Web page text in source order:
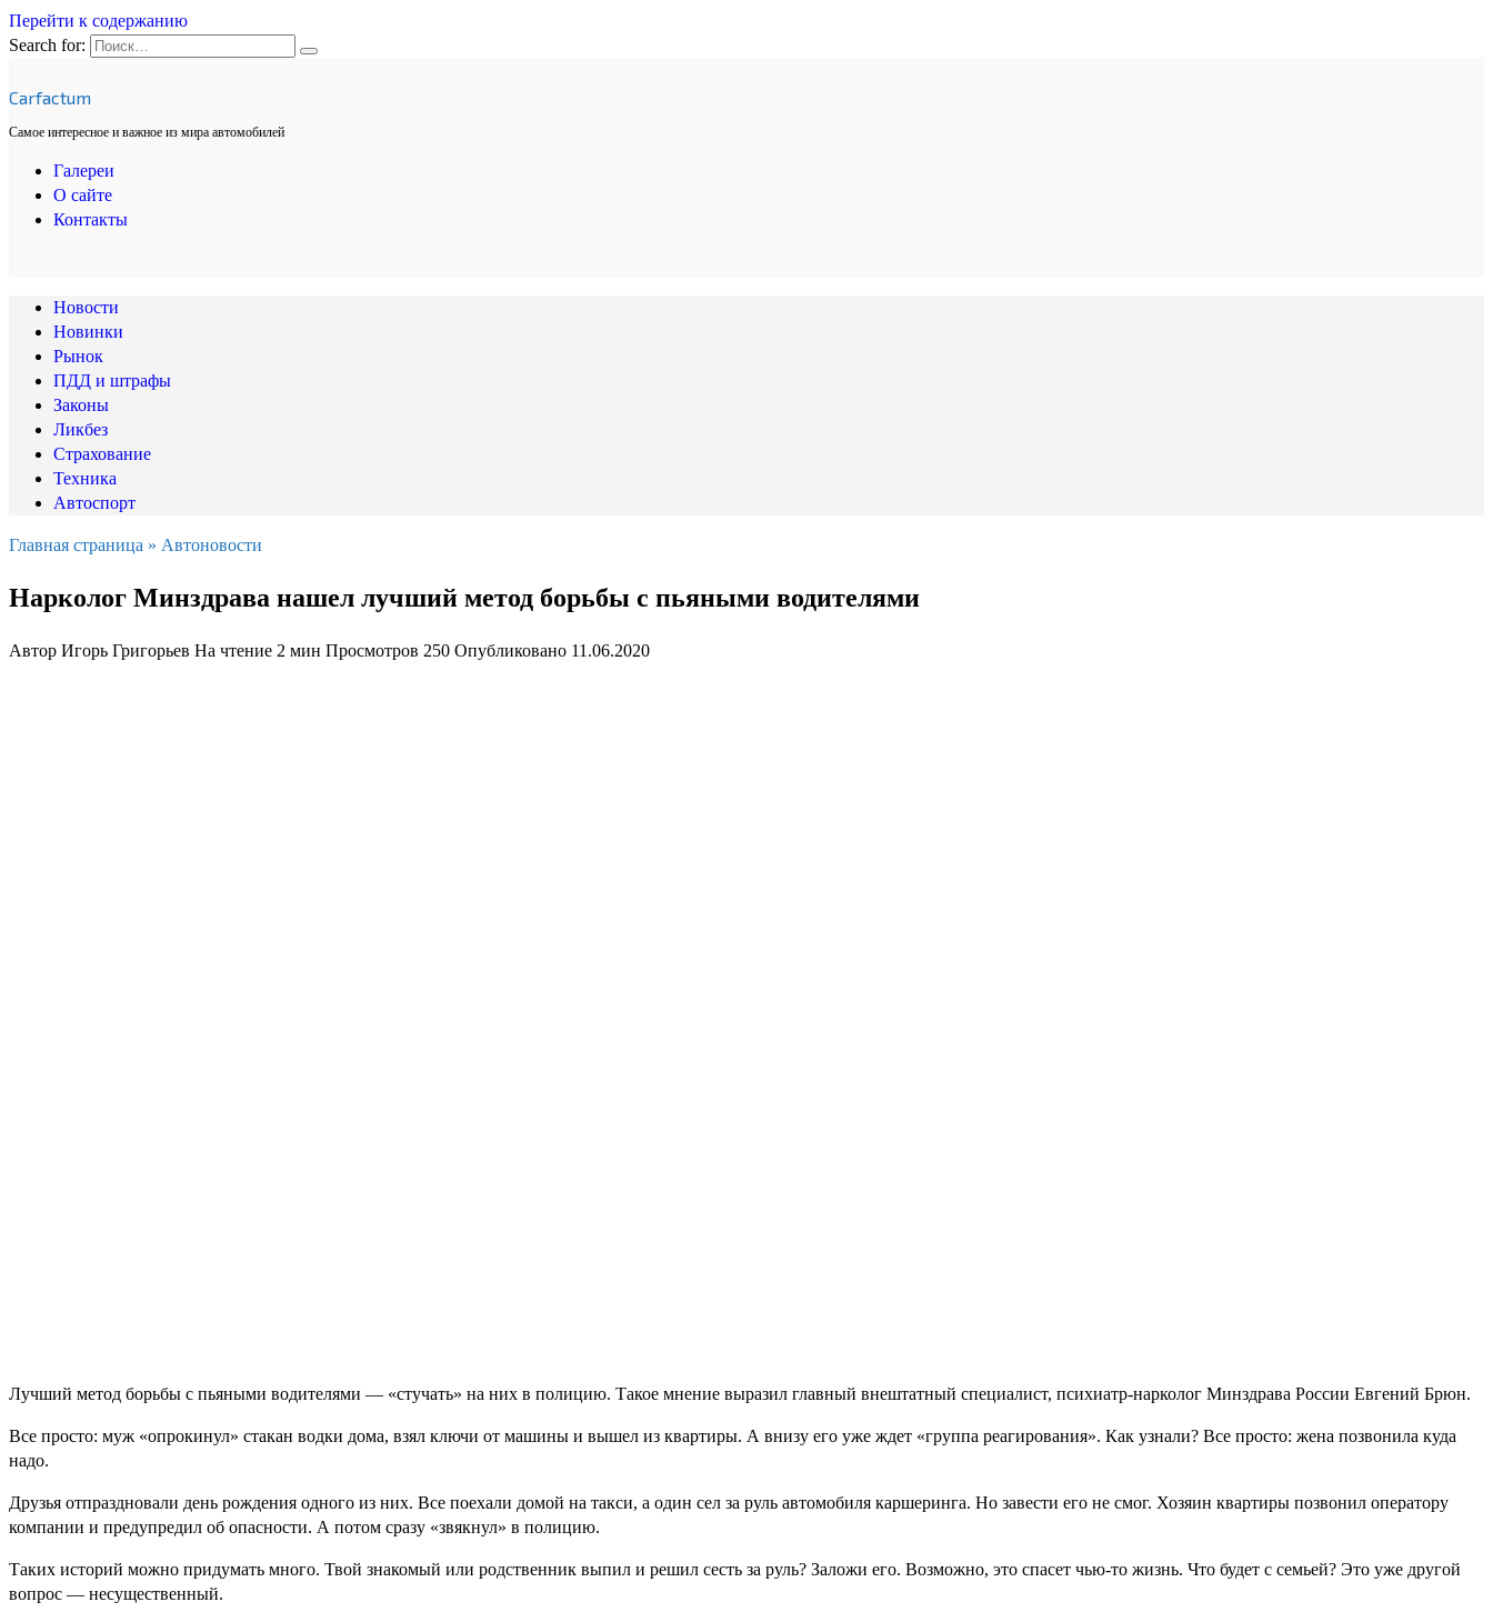
Перейти к содержанию
Search for:
Carfactum
Самое интересное и важное из мира автомобилей
Галереи
О сайте
Контакты
Новости
Новинки
Рынок
ПДД и штрафы
Законы
Ликбез
Страхование
Техника
Автоспорт
Главная страница » Автоновости
Нарколог Минздрава нашел лучший метод борьбы с пьяными водителями
Автор Игорь Григорьев На чтение 2 мин Просмотров 250 Опубликовано 11.06.2020
Лучший метод борьбы с пьяными водителями — «стучать» на них в полицию. Такое мнение выразил главный внештатный специалист, психиатр-нарколог Минздрава России Евгений Брюн.
Все просто: муж «опрокинул» стакан водки дома, взял ключи от машины и вышел из квартиры. А внизу его уже ждет «группа реагирования». Как узнали? Все просто: жена позвонила куда
надо.
Друзья отпраздновали день рождения одного из них. Все поехали домой на такси, а один сел за руль автомобиля каршеринга. Но завести его не смог. Хозяин квартиры позвонил оператору
компании и предупредил об опасности. А потом сразу «звякнул» в полицию.
Таких историй можно придумать много. Твой знакомый или родственник выпил и решил сесть за руль? Заложи его. Возможно, это спасет чью-то жизнь. Что будет с семьей? Это уже другой
вопрос — несущественный.